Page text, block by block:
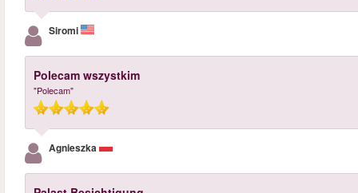
Siromi
Polecam wszystkim
"Polecam"
Agnieszka